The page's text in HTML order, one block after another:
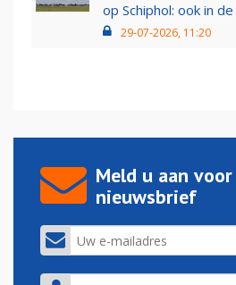
op Schiphol: ook in
29-07-2026, 11:20
Meld u aan
nieuwsbrief